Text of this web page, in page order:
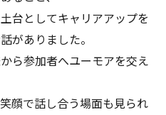
台としてキャリアアップを
がありました。
ら参加者へユーモアを交え
顔で話し合う場面も見られ